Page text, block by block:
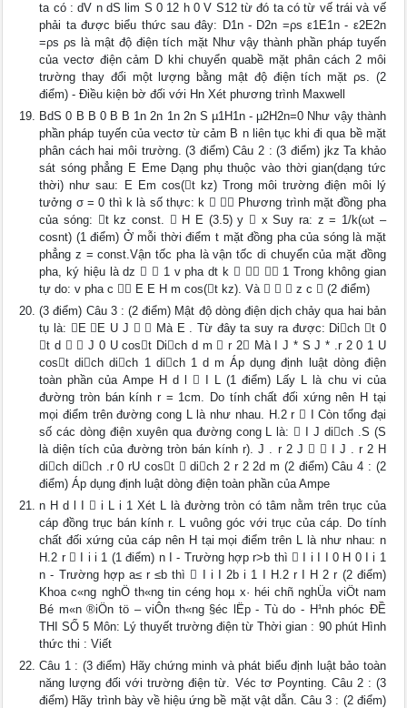
ta có : dV n dS lim S 0 12 h 0 V S12 từ đó ta có từ vế trái và vế
phải ta được biểu thức sau đây: D1n - D2n =ρs ε1E1n - ε2E2n
=ρs ρs là mật độ điện tích mặt Như vậy thành phần pháp tuyến
của vectơ điện cảm D khi chuyển quabề mặt phân cách 2 môi
trường thay đổi một lượng bằng mật độ điện tích mặt ρs. (2
điểm) - Điều kiện bờ đối với Hn Xét phương trình Maxwell
BdS 0 B B 0 B B 1n 2n 1n 2n S µ1H1n - µ2H2n=0 Như vậy thành
phần pháp tuyến của vectơ từ cảm B n liên tục khi đi qua bề mặt
phân cách hai môi trường. (3 điểm) Câu 2 : (3 điểm) jkz Ta khảo
sát sóng phẳng E Eme Dạng phụ thuộc vào thời gian(dạng tức
thời) như sau: E Em cos(t kz) Trong môi trường điện môi lý
tưởng σ = 0 thì k là số thực: k   Phương trình mặt đồng pha
của sóng: t kz const.  H E (3.5) y  x Suy ra: z = 1/k(ωt –
cosnt) (1 điểm) Ở mỗi thời điểm t mặt đồng pha của sóng là mặt
phẳng z = const.Vận tốc pha là vận tốc di chuyển của mặt đồng
pha, ký hiệu là dz   1 v pha dt k    1 Trong không gian
tự do: v pha c  E E H m cos(t kz). Và    z c  (2 điểm)
(3 điểm) Câu 3 : (2 điểm) Mật độ dòng điện dịch chảy qua hai bản
tụ là: E E U J   Mà E . Từ đây ta suy ra được: Dich t 0
t d   J 0 U cost Dich d m  r 2 Mà I J * S J * .r 2 0 1 U
cost dich dich 1 dich 1 d m Áp dụng định luật dòng điện
toàn phần của Ampe H d l  I L (1 điểm) Lấy L là chu vi của
đường tròn bán kính r = 1cm. Do tính chất đối xứng nên H tại
mọi điểm trên đường cong L là như nhau. H.2 r  I Còn tổng đại
số các dòng điện xuyên qua đường cong L là:  I J dich .S (S
là diện tích của đường tròn bán kính r). J . r 2 J   I J . r 2 H
dich dich .r 0 rU cost  dich 2 r 2 2d m (2 điểm) Câu 4 : (2
điểm) Áp dụng định luật dòng điện toàn phần của Ampe
n H d l I  i L i 1 Xét L là đường tròn có tâm nằm trên trục của
cáp đồng trục bán kính r. L vuông góc với trục của cáp. Do tính
chất đối xứng của cáp nên H tại mọi điểm trên L là như nhau: n
H.2 r  I i i 1 (1 điểm) n I - Trường hợp r>b thì  I i I I 0 H 0 I i 1
n - Trường hợp a≤ r ≤b thì  I i I 2b i 1 I H.2 r I H 2 r (2 điểm)
Khoa c«ng nghÖ th«ng tin céng hoµ x· héi chñ nghÜa viÖt nam
Bé m«n ®iÖn tö – viÔn th«ng §éc lËp - Tù do - H¹nh phóc ĐỀ
THI SỐ 5 Môn: Lý thuyết trường điện từ Thời gian : 90 phút Hình
thức thi : Viết
Câu 1 : (3 điểm) Hãy chứng minh và phát biểu định luật bảo toàn
năng lượng đối với trường điện từ. Véc tơ Poynting. Câu 2 : (3
điểm) Hãy trình bày về hiệu ứng bề mặt vật dẫn. Câu 3 : (2 điểm)